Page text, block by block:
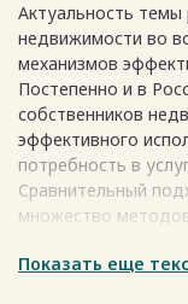
2.1 Основные
2.2 Анализ этапов
недвижимости...28
2.3 Оценка жилой
СПИСОК
ПРИЛОЖЕНИЕ
Актуальность
недвижимости во
механизмов
Постепенно и в
собственников
эффективного
потребность в
Сравнительный
множество
аналогами, в
Показать еще